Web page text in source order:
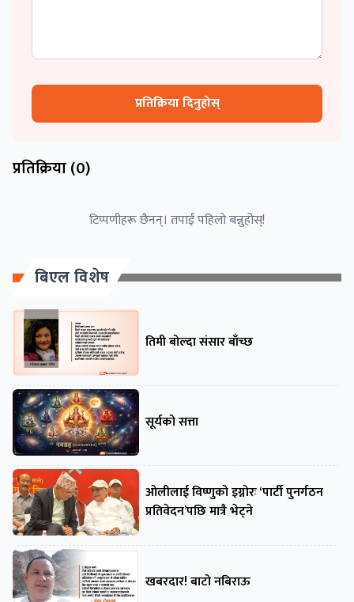
प्रतिक्रिया दिनुहोस्
प्रतिक्रिया (0)
टिप्पणीहरू छैनन्। तपाईं पहिलो बन्नुहोस्!
बिएल विशेष
तिमी बोल्दा संसार बाँच्छ
सूर्यको सत्ता
ओलीलाई विष्णुको इग्नोरः ‘पार्टी पुनर्गठन
प्रतिवेदन’पछि मात्रै भेट्ने
खबरदार! बाटो नबिराऊ